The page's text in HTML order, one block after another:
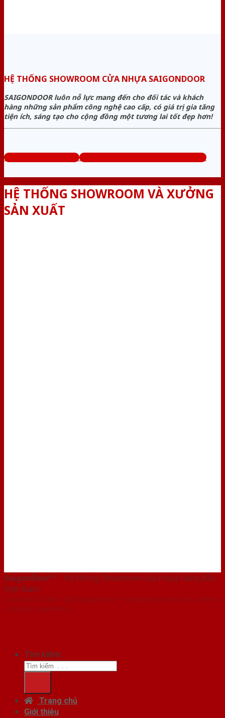
HỆ THỐNG SHOWROOM CỬA NHỰA SAIGONDOOR
SAIGONDOOR luôn nỗ lực mang đến cho đối tác và khách
hàng những sản phẩm công nghệ cao cấp, có giá trị gia tăng
tiện ích, sáng tạo cho cộng đồng một tương lai tốt đẹp hơn!
www.bancuanhua.com Tổng đài tư vấn miễn phí: 0824.400.400
HỆ THỐNG SHOWROOM VÀ XƯỞNG
SẢN XUẤT
SaigonDoor™ - Hệ thống Showroom cửa nhựa hàng đầu
Việt Nam
Copyright ⓒ 2016 – 2026 SaigonDoor™ - www.bancuanhua.com | Đơn vị
chủ quản SaigonDoor
Tìm kiếm:
Trang chủ
Giới thiệu